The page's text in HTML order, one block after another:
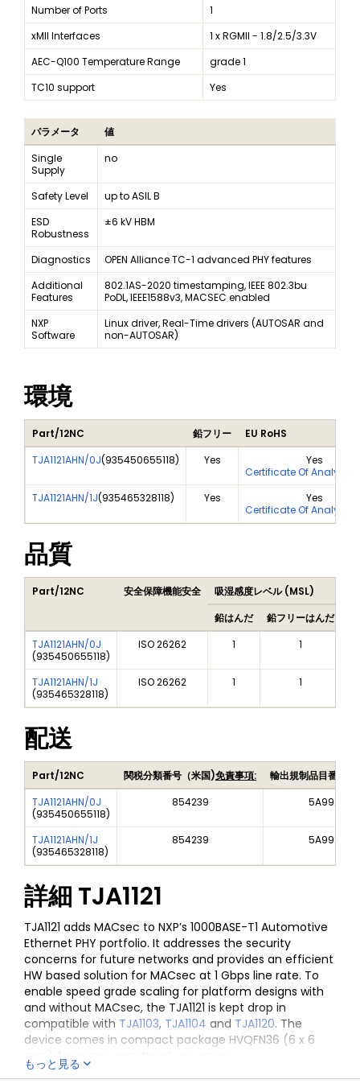
Number of Ports
1
xMII Interfaces
1 x RGMII - 1.8/2.5/3.3V
AEC-Q100 Temperature Range
grade 1
TC10 support
Yes
パラメータ
値
Single
Supply
no
Safety Level
up to ASIL B
ESD
Robustness
±6 kV HBM
Diagnostics
OPEN Alliance TC-1 advanced PHY features
Additional
Features
802.1AS-2020 timestamping, IEEE 802.3bu
PoDL, IEEE1588v3, MACSEC enabled
NXP
Software
Linux driver, Real-Time drivers (AUTOSAR and
non-AUTOSAR)
環境
Part/12NC 鉛フリー
EU RoHS
TJA1121AHN/0J(935450655118) Yes
Yes
Certificate Of Analysis
TJA1121AHN/1J(935465328118) Yes
Yes
Certificate Of Analysis
品質
Part/12NC 安全保障機能安全 吸湿感度レベル (MSL)
鉛はんだ
鉛フリーはんだ
TJA1121AHN/0J
(935450655118)
ISO 26262 1 1
TJA1121AHN/1J
(935465328118)
ISO 26262 1 1
配送
Part/12NC 関税分類番号（米国)免責事項:
輸出規制品目番号（
TJA1121AHN/0J
(935450655118)
854239 5A992C
TJA1121AHN/1J
(935465328118)
854239 5A992C
詳細 TJA1121
TJA1121 adds MACsec to NXP’s 1000BASE-T1 Automotive
Ethernet PHY portfolio. It addresses the security
concerns for future networks and provides an efficient
HW based solution for MACsec at 1 Gbps line rate. To
enable speed grade scaling for platform designs with
and without MACsec, the TJA1121 is kept drop in
compatible with TJA1103, TJA1104 and TJA1120. The
device comes in compact package HVQFN36 (6 x 6
mm) for space constraint use cases.
TJA1121 complies with all state-of-the-art
もっと見る